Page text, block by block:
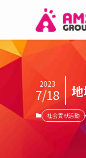
2023
7/18
社会貢献活動